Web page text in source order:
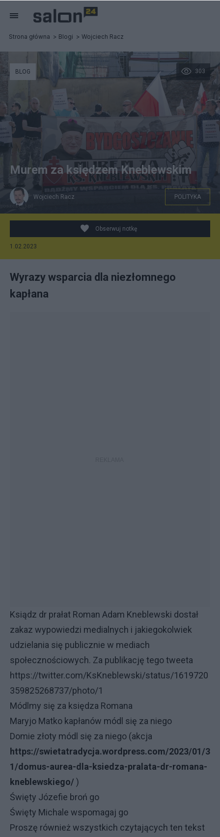
Strona główna Blogi Wojciech Racz
303
BLOG
Murem za księdzem Kneblewskim
Wojciech Racz POLITYKA
Obserwuj notkę
1.02.2023
Wyrazy wsparcia dla niezłomnego
kapłana
Ksiądz dr prałat Roman Adam Kneblewski dostał
zakaz wypowiedzi medialnych i jakiegokolwiek
udzielania się publicznie w mediach
społecznościowych. Za publikację tego tweeta
https://twitter.com/KsKneblewski/status/1619720
359825268737/photo/1
Módlmy się za księdza Romana
Maryjo Matko kapłanów módl się za niego
Domie złoty módl się za niego (akcja
https://swietatradycja.wordpress.com/2023/01/3
1/domus-aurea-dla-ksiedza-pralata-dr-romana-
kneblewskiego/ )
Święty Józefie broń go
Święty Michale wspomagaj go
Proszę również wszystkich czytających ten tekst